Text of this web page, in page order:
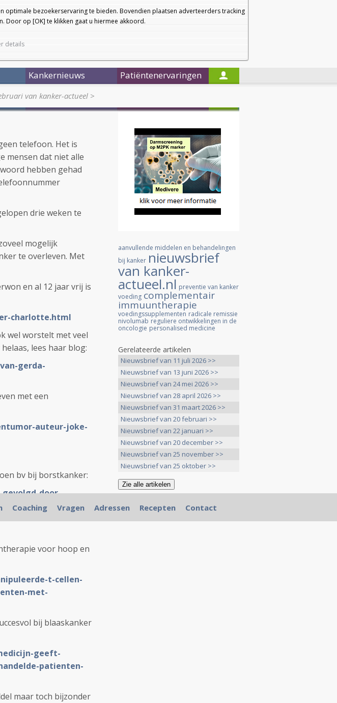
optimale bezoekerservaring te bieden. Bovendien plaatsen adverteerders tracking
Door op [OK] te klikken gaat u hiermee akkoord.
details
a
a
Nieuwsbrief
Startpagina
Kankernieuws Patiëntenervaringen
van kanker-actueel >
telefoon. Het is
mensen dat niet alle
hebben gehad
drie weken te
mogelijk
te overleven. Met
en al 12 jaar vrij is
charlotte.html
wel worstelt met veel
lees haar blog:
gerda-
met een
auteur-joke-
bv bij borstkanker:
door-
meer-40-vs-15-
voor hoop en
t-cellen-
met-
bij blaaskanker
geeft-
patienten-
maar toch bijzonder
aanvullende middelen en behandelingen
bij kanker nieuwsbrief
van kanker-
actueel.nl preventie van kanker
voeding complementair
immuuntherapie
voedingssupplementen radicale remissie
nivolumab reguliere ontwikkelingen in de
oncologie personalised medicine
Gerelateerde artikelen
Nieuwsbrief van 11 juli 2026 >>
Nieuwsbrief van 13 juni 2026 >>
Nieuwsbrief van 24 mei 2026 >>
Nieuwsbrief van 28 april 2026 >>
Nieuwsbrief van 31 maart 2026 >>
Nieuwsbrief van 20 februari >>
Nieuwsbrief van 22 januari >>
Nieuwsbrief van 20 december >>
Nieuwsbrief van 25 november >>
Nieuwsbrief van 25 oktober >>
Coaching Vragen Adressen Recepten Contact